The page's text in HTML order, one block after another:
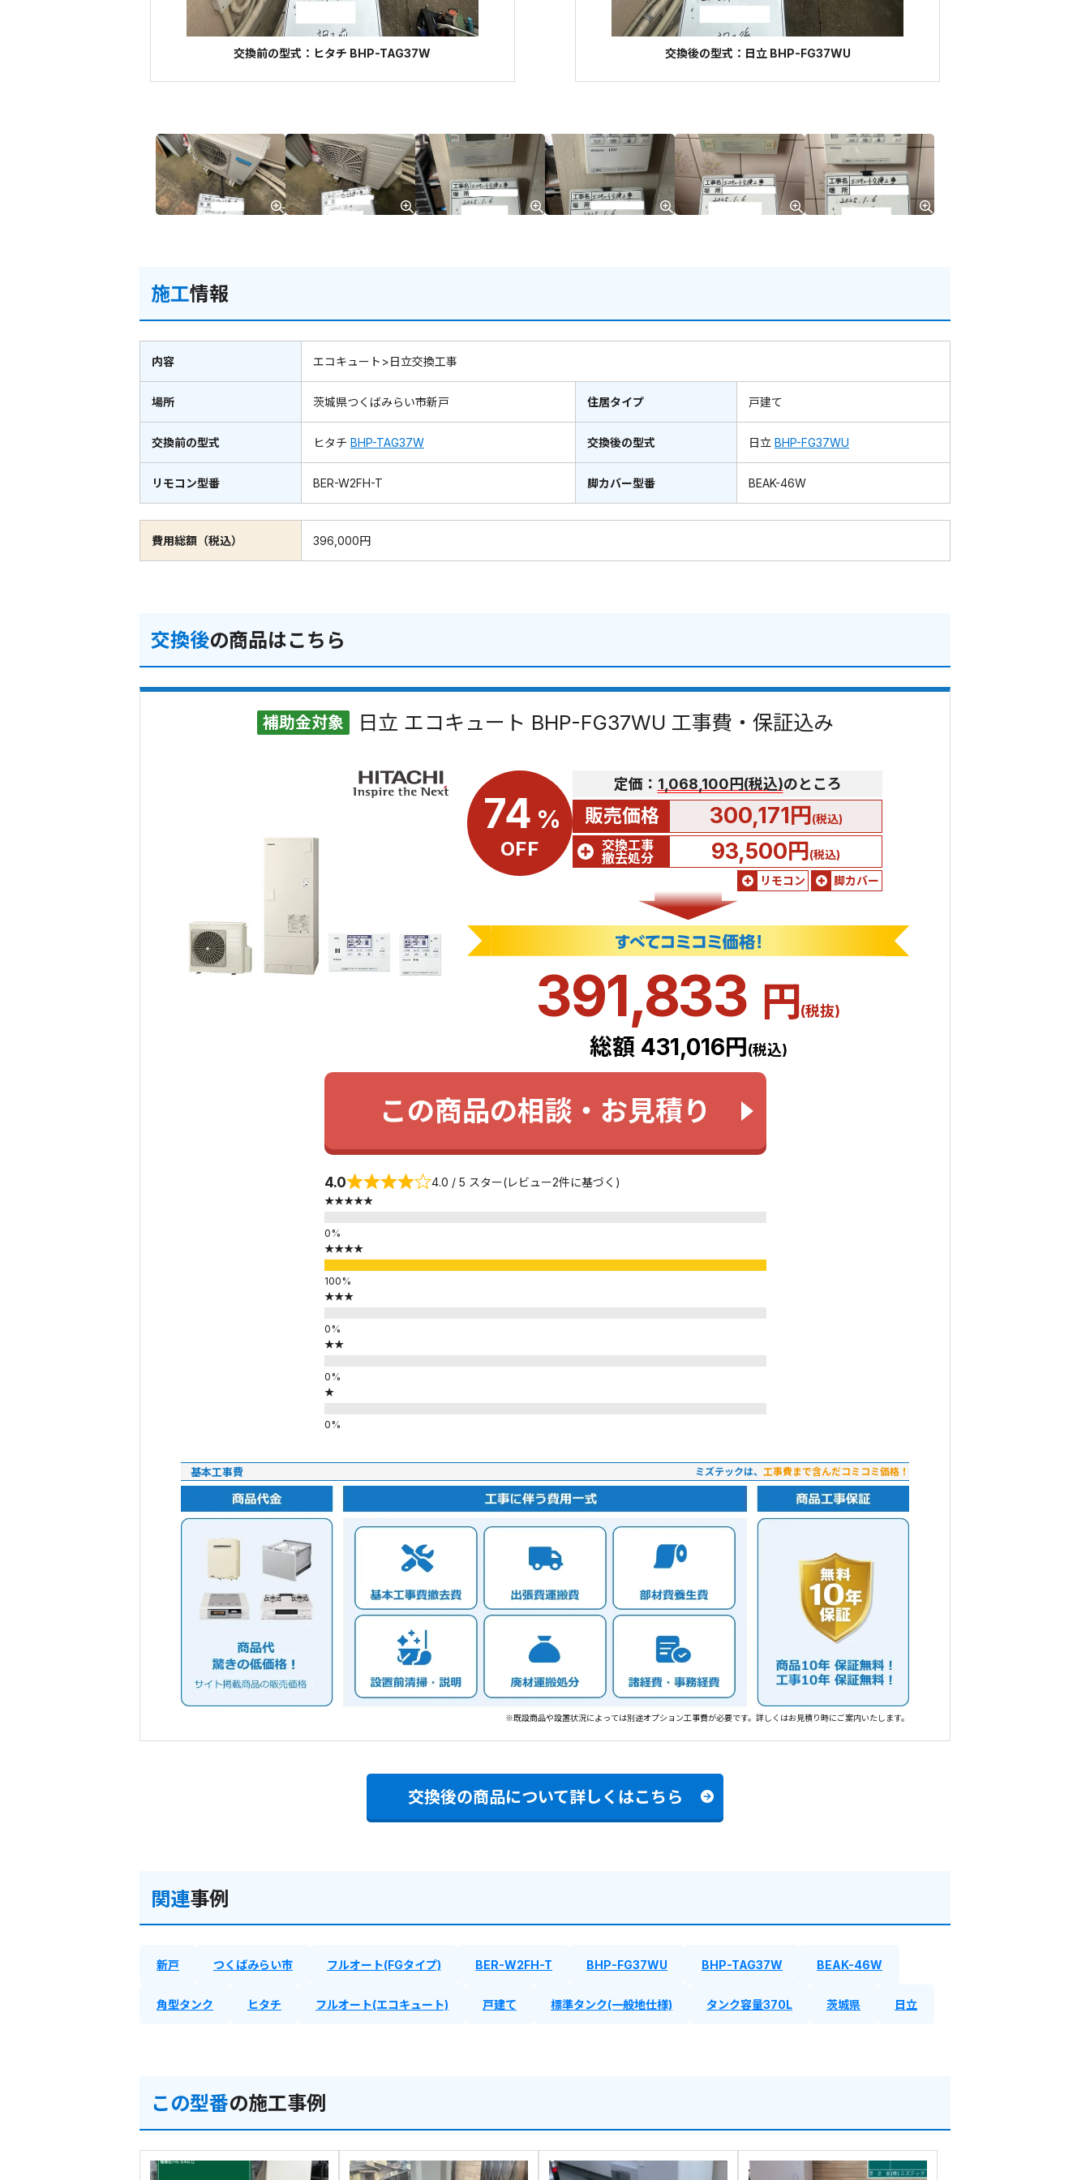
交換前の型式：ヒタチ BHP-TAG37W 交換後の型式：日立 BHP-FG37WU
施工情報
内容 エコキュート>日立交換工事
場所 茨城県つくばみらい市新戸 住居タイプ 戸建て
交換前の型式 ヒタチ BHP-TAG37W 交換後の型式 日立 BHP-FG37WU
リモコン型番 BER-W2FH-T 脚カバー型番 BEAK-46W
費用総額（税込） 396,000円
交換後の商品はこちら
補助金対象 日立 エコキュート BHP-FG37WU 工事費・保証込み
74 %
OFF
定価： 1,068,100円(税込)のところ
販売価格 300,171円(税込)
交換工事
撤去処分
93,500円(税込)
リモコン
脚カバー
391,833 円(税抜)
総額 431,016円(税込)
この商品の相談・お見積り
4.0 4.0 / 5 スター(レビュー2件に基づく)
★★★★★
★★★★
★★★
★★
★
基本工事費 ミズテックは、 工事費まで含んだコミコミ価格！
※既設商品や設置状況によっては別途オプション工事費が必要です。詳しくはお見積り時にご案内いたします。
交換後の商品について詳しくはこちら
関連事例
新戸 つくばみらい市 フルオート(FGタイプ) BER-W2FH-T BHP-FG37WU BHP-TAG37W BEAK-46W
角型タンク ヒタチ フルオート(エコキュート) 戸建て 標準タンク(一般地仕様) タンク容量370L 茨城県 日立
この型番の施工事例